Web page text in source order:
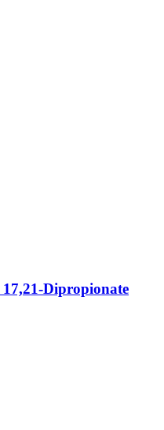
Dipropionate